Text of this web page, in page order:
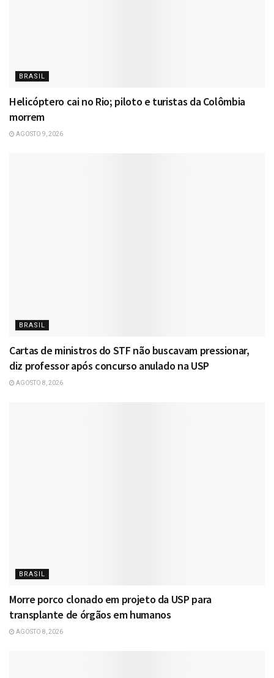
BRASIL
Helicóptero cai no Rio; piloto e turistas da Colômbia
morrem
AGOSTO 9, 2026
BRASIL
Cartas de ministros do STF não buscavam pressionar,
diz professor após concurso anulado na USP
AGOSTO 8, 2026
BRASIL
Morre porco clonado em projeto da USP para
transplante de órgãos em humanos
AGOSTO 8, 2026